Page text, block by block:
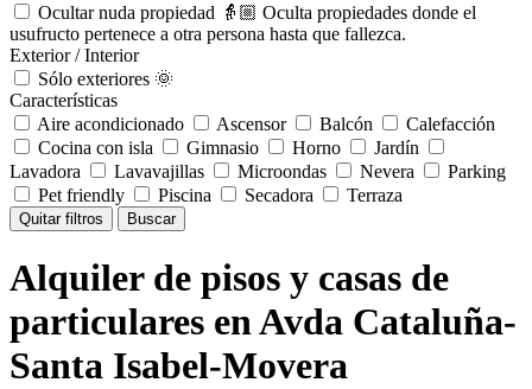
Ocultar nuda propiedad 👵🏼 Oculta propiedades donde el
usufructo pertenece a otra persona hasta que fallezca.
Exterior / Interior
Sólo exteriores 🌞
Características
Aire acondicionado
Ascensor Balcón
Calefacción
Cocina con isla
Gimnasio Horno
Jardín
Lavadora
Lavavajillas Microondas Nevera
Parking
Pet friendly
Piscina Secadora Terraza
Quitar filtros Buscar
Alquiler de pisos y casas de
particulares en Avda Cataluña-
Santa Isabel-Movera